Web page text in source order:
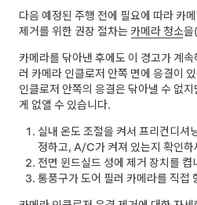
다음 예정된 주행 전에 필요에 따라 카
제거를 위한 권장 절차는 카메라 청소을
카메라를 닦아낸 후에도 이 경고가 계
러 카메라 인클로저 안쪽 면에 응결이
인클로저 안쪽의 응결은 닦아낼 수 없
게 없앨 수 있습니다.
실내 온도 조절을 켜서 프리컨디셔
정하고, A/C가 켜져 있는지 확인하
전면 윈드실드 성에 제거 장치를 켭
통풍구가 도어 필러 카메라를 직접